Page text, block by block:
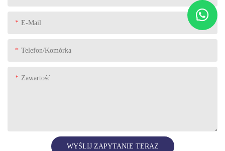
E-Mail
Telefon/komórka
Zawartość
WYŚLIJ ZAPYTANIE TERAZ